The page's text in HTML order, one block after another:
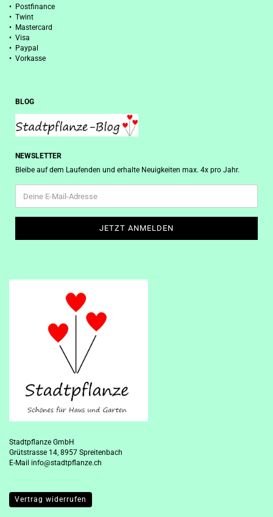
• Postfinance
• Twint
• Mastercard
• Visa
• Paypal
• Vorkasse
BLOG
NEWSLETTER
Bleibe auf dem Laufenden und erhalte Neuigkeiten max. 4x pro Jahr.
Stadtpflanze GmbH
Grütstrasse 14, 8957 Spreitenbach
E-Mail info@stadtpflanze.ch
Vertrag widerrufen